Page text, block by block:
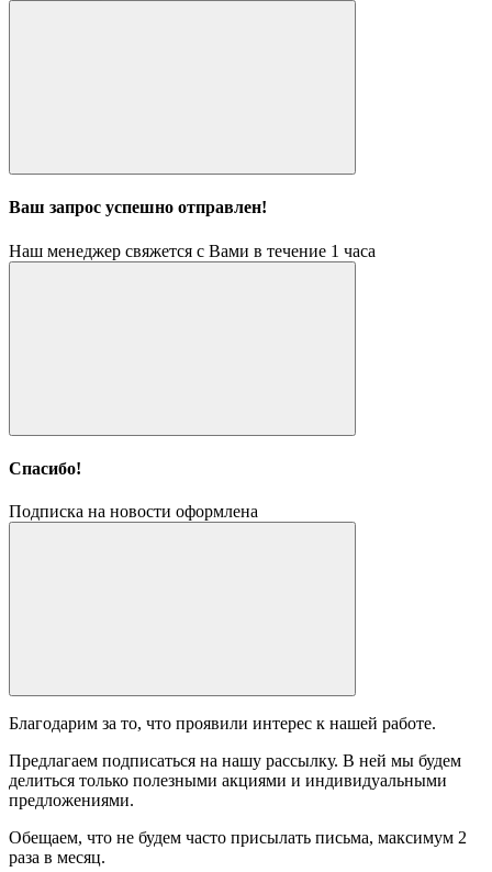
Ваш запрос успешно отправлен!
Наш менеджер свяжется с Вами в течение 1 часа
Спасибо!
Подписка на новости оформлена
Благодарим за то, что проявили интерес к нашей работе.
Предлагаем подписаться на нашу рассылку. В ней мы будем
делиться только полезными акциями и индивидуальными
предложениями.
Обещаем, что не будем часто присылать письма, максимум 2
раза в месяц.